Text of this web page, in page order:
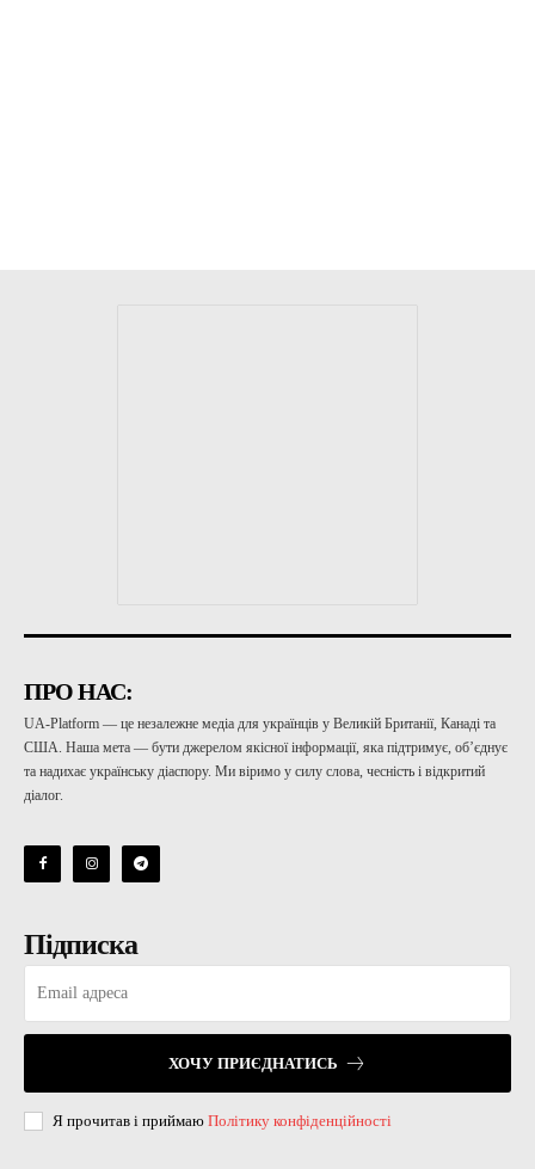
ПРО НАС:
UA-Platform — це незалежне медіа для українців у Великій Британії, Канаді та
США. Наша мета — бути джерелом якісної інформації, яка підтримує, об’єднує
та надихає українську діаспору. Ми віримо у силу слова, чесність і відкритий
діалог.
Підписка
ХОЧУ ПРИЄДНАТИСЬ
Я прочитав і приймаю Політику конфіденційності